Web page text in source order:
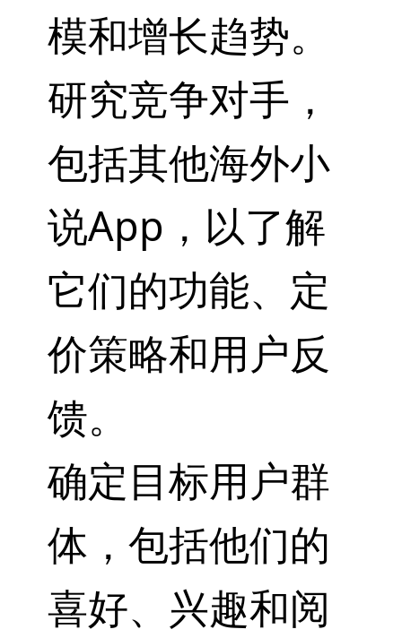
模和增长趋势。
研究竞争对手，
包括其他海外小
说App，以了解
它们的功能、定
价策略和用户反
馈。
确定目标用户群
体，包括他们的
喜好、兴趣和阅